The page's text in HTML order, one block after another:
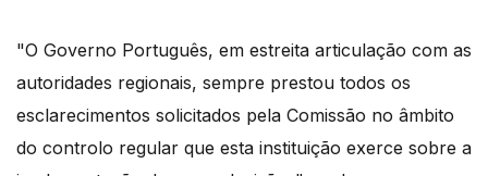
"O Governo Português, em estreita articulação com as
autoridades regionais, sempre prestou todos os
esclarecimentos solicitados pela Comissão no âmbito
do controlo regular que esta instituição exerce sobre a